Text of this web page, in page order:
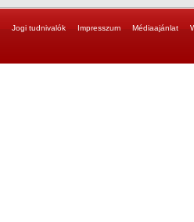
Jogi tudnivalók Impresszum Médiaajánlat